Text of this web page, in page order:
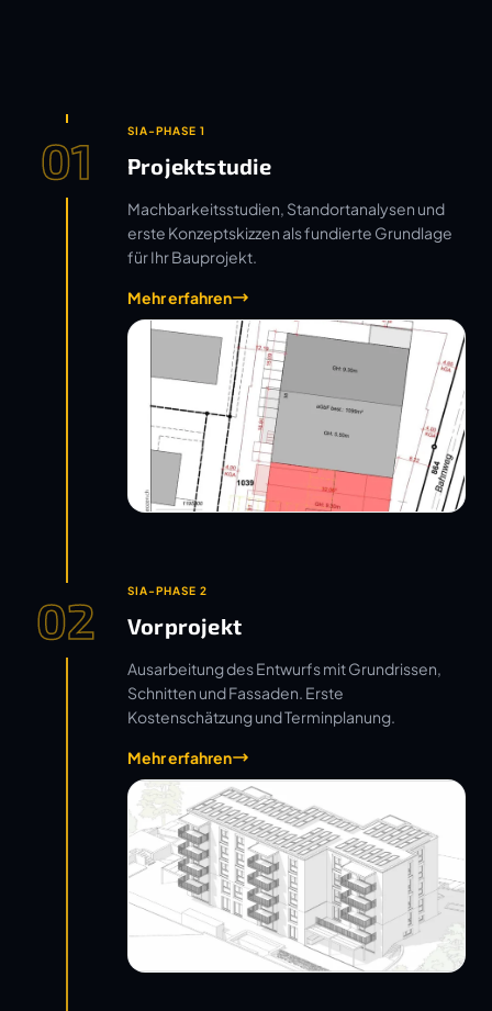
01 SIA-PHASE 1
Projektstudie
Machbarkeitsstudien, Standortanalysen und
erste Konzeptskizzen als fundierte Grundlage
für Ihr Bauprojekt.
Mehr erfahren
02 SIA-PHASE 2
Vorprojekt
Ausarbeitung des Entwurfs mit Grundrissen,
Schnitten und Fassaden. Erste
Kostenschätzung und Terminplanung.
Mehr erfahren